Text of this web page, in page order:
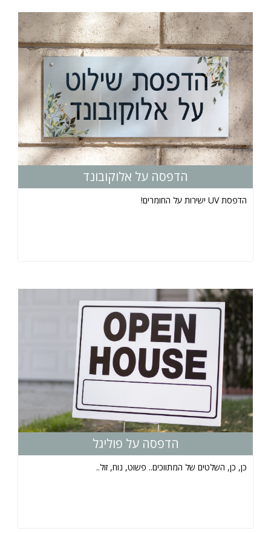
הדפסה על אלוקובונד
הדפסת UV ישירות על החומרים!
הדפסה על פוליגל
כן, כן, השלטים של המתווכים.. פשוט, נוח, זול..